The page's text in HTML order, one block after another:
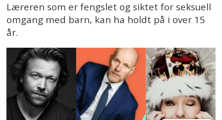
Læreren som er fengslet og siktet for seksuell
omgang med barn, kan ha holdt på i over 15
år.